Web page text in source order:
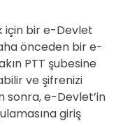
için bir e-Devlet
önceden bir e-
PTT şubesine
ve şifrenizi
sonra, e-Devlet’in
giriş